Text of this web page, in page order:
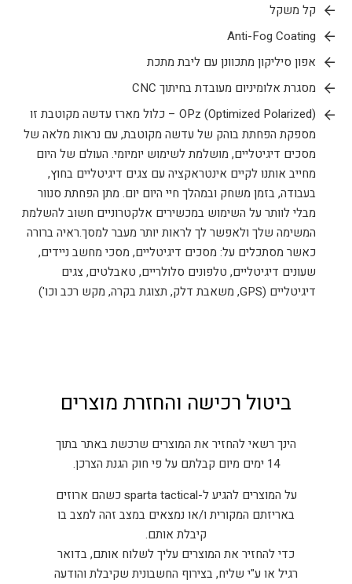
קל משקל
Anti-Fog Coating
אפון סיליקון מתכוונן עם ליבת מתכת
מסגרת אלומיניום מעובדת בחיתוך CNC
OPz (Optimized Polarized) – כלול מארז עדשה מקוטבת זו
מספקת הפחתת בוהק של עדשה מקוטבת, עם נראות מלאה של
מסכים דיגיטליים, מושלמת לשימוש יומיומי. העולם של היום
מחייב אותנו לקיים אינטראקציה עם צגים דיגיטליים בחוץ,
בעבודה, בזמן משחק ובמהלך חיי היום יום. מתן הפחתת סנוור
מבלי לוותר על השימוש במכשירים אלקטרוניים חשוב להשלמת
המשימה שלך ולאפשר לך לראות יותר מעבר למסך.ראיה ברורה
כאשר מסתכלים על: מסכים דיגיטליים, מסכי מחשב ניידים,
שעונים דיגיטליים, טלפונים סלולריים, טאבלטים, צגים
דיגיטליים (GPS, משאבת דלק, תצוגת בקרה, מקש רכב וכו')
ביטול רכישה והחזרת מוצרים
הינך רשאי להחזיר את המוצרים שרכשת באתר בתוך
14 ימים מיום קבלתם על פי חוק הגנת הצרכן.
על המוצרים להגיע ל-sparta tactical כשהם ארוזים
באריזתם המקורית ו/או נמצאים במצב זהה למצב בו
קיבלת אותם.
כדי להחזיר את המוצרים עליך לשלוח אותם, בדואר
רגיל או ע"י שליח, בצירוף החשבונית שקיבלת והודעה